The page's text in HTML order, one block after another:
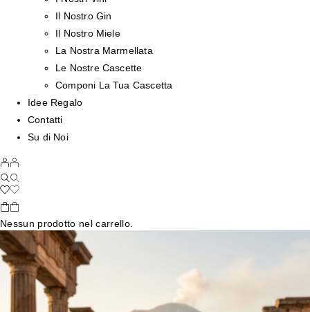
Il Nostro Gin
Il Nostro Miele
La Nostra Marmellata
Le Nostre Cascette
Componi La Tua Cascetta
Idee Regalo
Contatti
Su di Noi
Nessun prodotto nel carrello.